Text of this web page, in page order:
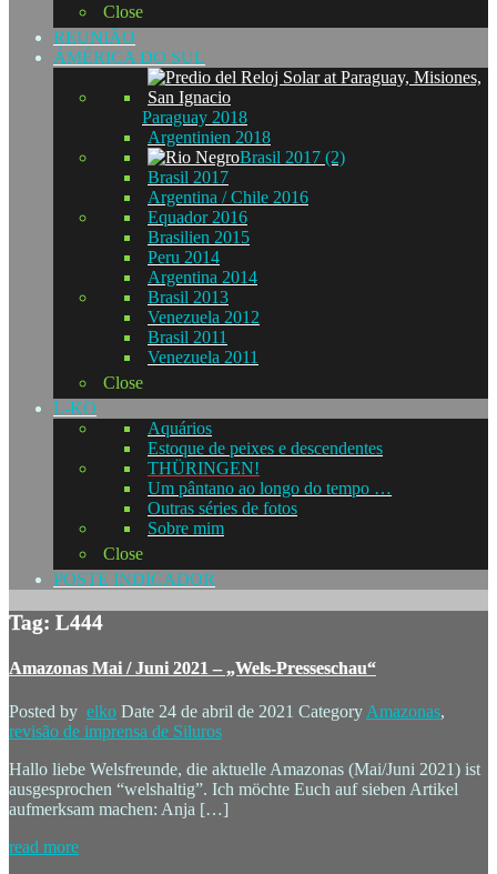
Close
REUNIÃO
ÁMÉRICA DO SUL
Paraguay 2018
Argentinien 2018
Brasil 2017 (2)
Brasil 2017
Argentina / Chile 2016
Equador 2016
Brasilien 2015
Peru 2014
Argentina 2014
Brasil 2013
Venezuela 2012
Brasil 2011
Venezuela 2011
Close
L-KO
Aquários
Estoque de peixes e descendentes
THÜRINGEN!
Um pântano ao longo do tempo …
Outras séries de fotos
Sobre mim
Close
POSTE INDICADOR
Tag: L444
Amazonas Mai / Juni 2021 – „Wels-Presseschau“
Posted by elko Date 24 de abril de 2021 Category Amazonas,
revisão de imprensa de Siluros
Hallo liebe Welsfreunde, die aktuelle Amazonas (Mai/Juni 2021) ist
ausgesprochen “welshaltig”. Ich möchte Euch auf sieben Artikel
aufmerksam machen: Anja […]
read more